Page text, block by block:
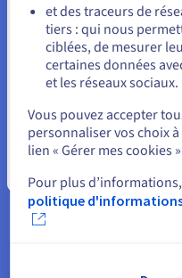
sécurité de pointe grâce à
aux normes ISO 27001 et
données informatiques.
Nos serveurs cloud
que des pare-feu robustes
d'intrusion (IDS)
autorisés. La gestion des
par ailleurs de contrôler
ressources cloud, et
renforce d’autant plus la
vérifications pour accéder
Pour garantir la
Rester sur le site
Sélectionner un autre
et des traceurs de
tiers : qui nous
ciblées, de mesurer
certaines données
et les réseaux sociaux.
Vous pouvez accepter
personnaliser vos choix
lien « Gérer mes cookies
Pour plus
politique